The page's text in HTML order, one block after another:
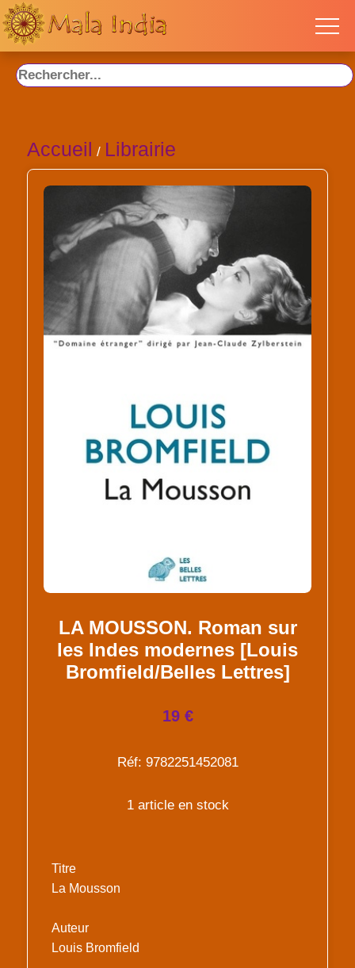
Accueil / Librairie
LA MOUSSON. Roman sur
les Indes modernes [Louis
Bromfield/Belles Lettres]
19 €
Réf: 9782251452081
1 article en stock
Titre
La Mousson
Auteur
Louis Bromfield